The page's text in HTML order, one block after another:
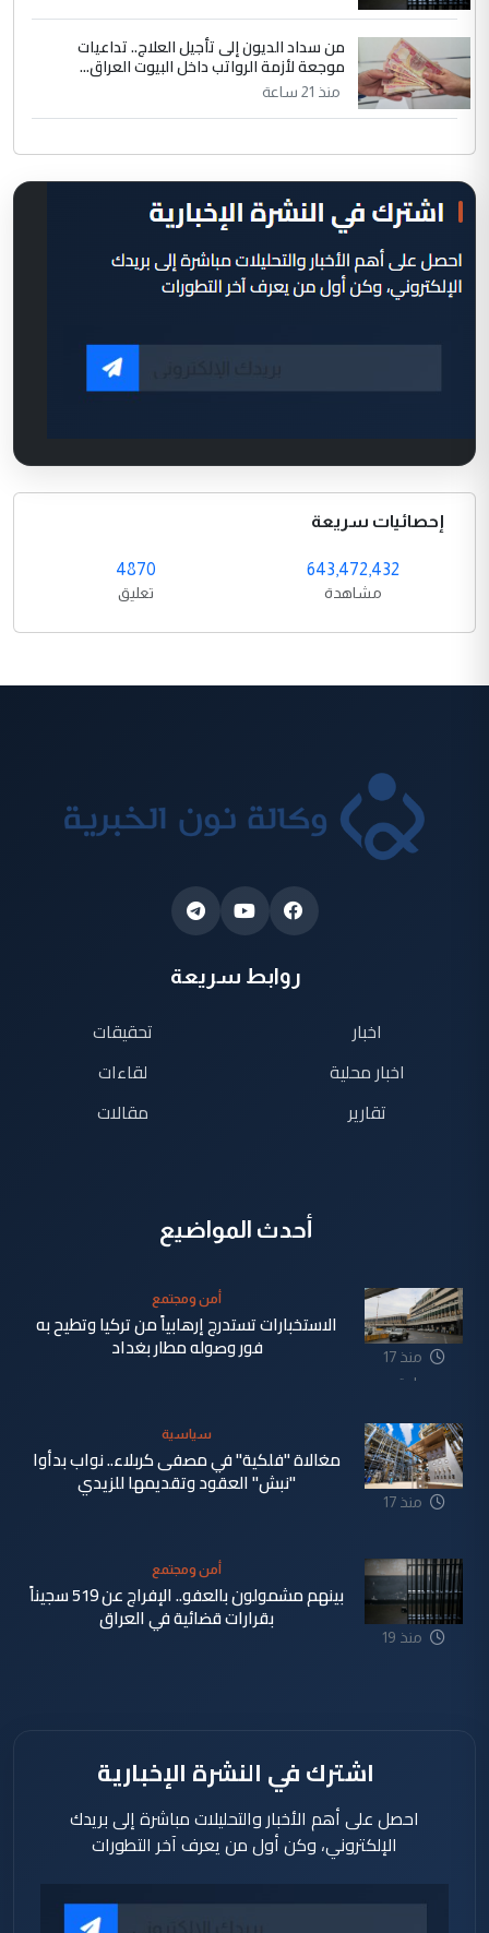
من سداد الديون إلى تأجيل العلاج.. تداعيات
موجعة لأزمة الرواتب داخل البيوت العراق...
منذ 21 ساعة
إحصائيات سريعة
643,472,432
مشاهدة
4870
تعليق
روابط سريعة
اخبار
اخبار محلية
تقارير
تحقيقات
لقاءات
مقالات
أحدث المواضيع
منذ 17
ساعة
أمن ومجتمع
الاستخبارات تستدرج إرهابياً من تركيا وتطيح به
فور وصوله مطار بغداد
منذ 17
سياسية
مغالاة "فلكية" في مصفى كربلاء.. نواب بدأوا
"نبش" العقود وتقديمها للزيدي
منذ 19
أمن ومجتمع
بينهم مشمولون بالعفو.. الإفراج عن 519 سجيناً
بقرارات قضائية في العراق
اشترك في النشرة الإخبارية
احصل على أهم الأخبار والتحليلات مباشرة إلى بريدك
الإلكتروني، وكن أول من يعرف آخر التطورات